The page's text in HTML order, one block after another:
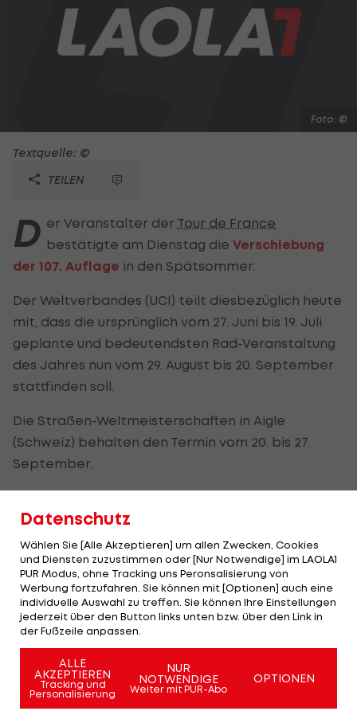
Foto: ©
Textquelle: ©
TEILEN
D er Veranstalter der Tour de France
bestätigte am Dienstag die Verschiebung
der 107. Auflage in den Spätsommer.
Der Weltverbandes (UCI) teilt diesbezüglich heute
mit, dass die ursprünglich vom 27. Juni bis 19. Juli
geplante und bedeutendsten Rad-Veranstaltung
des Jahres nun vom 29. August bis 20. September
stattfinden soll.
Die Straßen-Weltmeisterschaften in Aigle
(Schweiz) behalten den Termin vom 20. bis 27.
September.
Plänen des Weltverbandes dann der Giro d'Italia
gefolgt von der Vuelta a Espana in Szene gehen.
Virus
ermöglicht
Patrick
mit Baby
Datenschutz
Wählen Sie [Alle Akzeptieren] um allen Zwecken, Cookies
und Diensten zuzustimmen oder [Nur Notwendige] im LAOLA1
PUR Modus, ohne Tracking uns Peronsalisierung von
Werbung fortzufahren. Sie können mit [Optionen] auch eine
individuelle Auswahl zu treffen. Sie können Ihre Einstellungen
jederzeit über den Button links unten bzw. über den Link in
der Fußzeile anpassen.
ALLE
AKZEPTIEREN
Tracking und
Personalisierung
NUR
NOTWENDIGE
Weiter mit PUR-Abo
OPTIONEN